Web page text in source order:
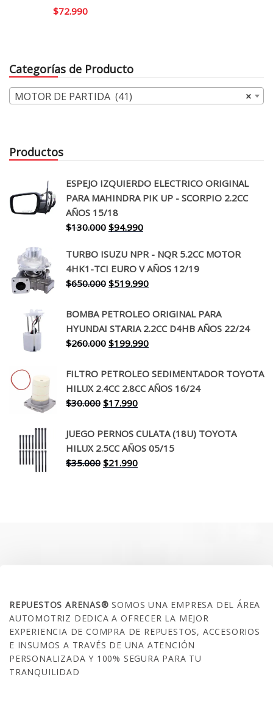
$72.990
Categorías de Producto
×
MOTOR DE PARTIDA (41)
Productos
ESPEJO IZQUIERDO ELECTRICO ORIGINAL
PARA MAHINDRA PIK UP - SCORPIO 2.2CC
AÑOS 15/18
$130.000 El
original
era:
$130.000.
$94.990El
actual
es:
$94.990.
TURBO ISUZU NPR - NQR 5.2CC MOTOR
4HK1-TCI EURO V AÑOS 12/19
$650.000 El
original
era:
$650.000.
$519.990El
actual
es:
$519.990.
BOMBA PETROLEO ORIGINAL PARA
HYUNDAI STARIA 2.2CC D4HB AÑOS 22/24
$260.000 El
original
era:
$260.000.
$199.990El
actual
es:
FILTRO PETROLEO SEDIMENTADOR TOYOTA
HILUX 2.4CC 2.8CC AÑOS 16/24
$30.000 El
original
era:
$30.000.
$17.990El
actual
es:
$17.990.
JUEGO PERNOS CULATA (18U) TOYOTA
HILUX 2.5CC AÑOS 05/15
$35.000 El
$21.990El
REPUESTOS ARENAS®SOMOS UNA EMPRESA DEL ÁREA
AUTOMOTRIZ DEDICA A OFRECER LA MEJOR
EXPERIENCIA DE COMPRA DE REPUESTOS, ACCESORIOS
E INSUMOS A TRAVÉS DE UNA ATENCIÓN
PERSONALIZADA Y 100% SEGURA PARA TU
TRANQUILIDAD